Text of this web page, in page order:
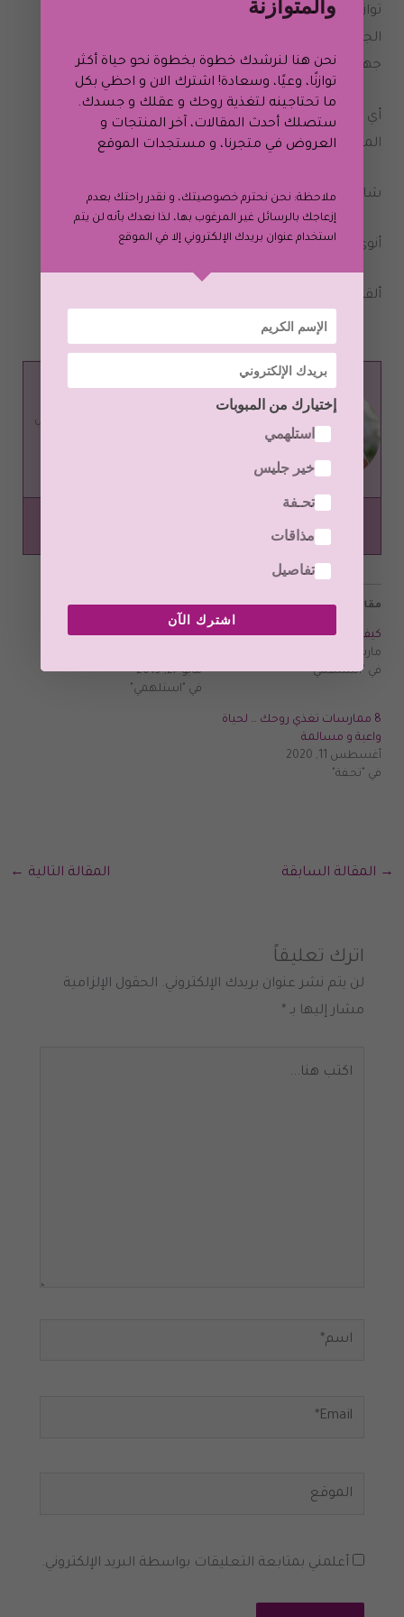
توازن طاقتك الأنثوية ستحافظين على صحتك النفسية و
الجسدية، مبعدةً بذلك التوتر من حياتك و تعززين من قوة
جهازك المناعي.
أي من هذه الرياضات تمارسينها أو تودين ممارستها في
المستقبل القريب؟
شاركيني أرائك و تجاربك في خانة التعليقات
أنوي لك يا عزيزتي دوام السلام و الصحة
ألقاك على خير
هدى العوبثاني
مساعدة مؤسسة و صانعة محتوى موقع أوركيدفل
مدربة معتمدة في الوعي الإنساني و التنمية الذاتية
مقالات ذات صلة
كيف أرفع طاقة الأنوثة لدي
مارس 7, 2019
في "استلهمي"
كيف أوازن بين طاقة الأنوثة
مايو 27, 2019
في "استلهمي"
8 ممارسات تغذي روحك … لحياة
واعية و مسالمة
أغسطس 11, 2020
في "تحـفة"
→ المقالة السابقة المقالة التالية ←
اترك تعليقاً
لن يتم نشر عنوان بريدك الإلكتروني. الحقول الإلزامية
مشار إليها بـ *
اسم*
Email*
الموقع
أعلمني بمتابعة التعليقات بواسطة البريد الإلكتروني.
نحن هنا لنرشدك خطوة بخطوة نحو حياة أكثر
توازنًا، وعيًا، وسعادة! اشترك الان و احظي بكل
ما تحتاجينه لتغذية روحك و عقلك و جسدك.
ستصلك أحدث المقالات، آخر المنتجات و
العروض في متجرنا، و مستجدات الموقع
ملاحظة: نحن نحترم خصوصيتك، و نقدر راحتك بعدم
إزعاجك بالرسائل غير المرغوب بها، لذا نعدك بأنه لن يتم
استخدام عنوان بريدك الإلكتروني إلا في الموقع
إختيارك من المبوبات
استلهمي
خير جليس
تحـفة
مذاقات
تفاصيل
اشترك الآن